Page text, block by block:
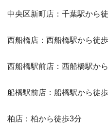
中央区新町店：千葉駅から
西船橋店：西船橋駅から徒
西船橋駅前店：西船橋駅か
船橋駅前店：船橋駅から徒
柏店：柏から徒歩3分